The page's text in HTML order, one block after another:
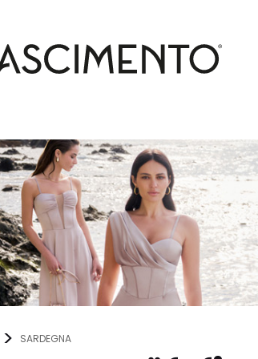
SARDEGNA